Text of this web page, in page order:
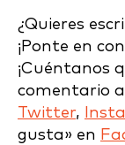
¿Quieres
¡Ponte en
¡Cuéntanos
comentario
Twitter,
gusta» en